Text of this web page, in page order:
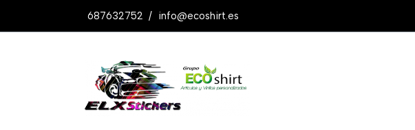
687632752 / info@ecoshirt.es
Productos Pegatinas Fsr Enduro Ref: F41